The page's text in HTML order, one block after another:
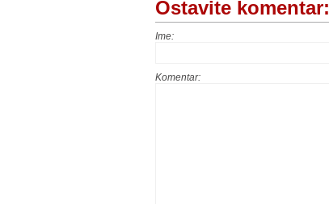
Ostavite komentar:
Ime:
Komentar: